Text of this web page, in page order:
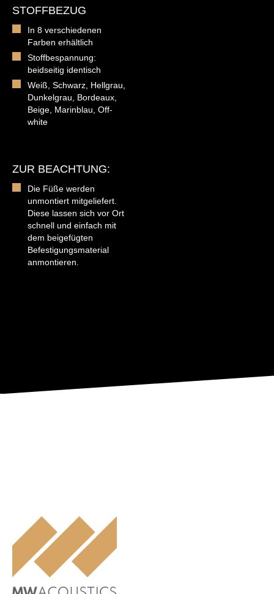
STOFFBEZUG
In 8 verschiedenen
Farben erhältlich
Stoffbespannung:
beidseitig identisch
Weiß, Schwarz, Hellgrau,
Dunkelgrau, Bordeaux,
Beige, Marinblau, Off-
white
ZUR BEACHTUNG:
Die Füße werden
unmontiert mitgeliefert.
Diese lassen sich vor Ort
schnell und einfach mit
dem beigefügten
Befestigungsmaterial
anmontieren.